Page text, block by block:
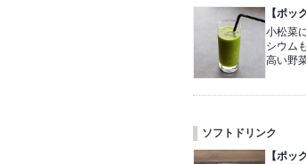
【ポッ
小松菜
シウム
高い野
ソフトドリンク
【ポッ